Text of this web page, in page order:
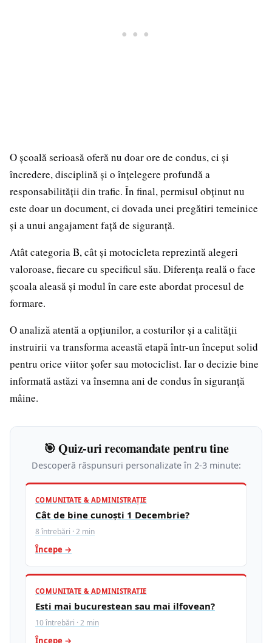
O școală serioasă oferă nu doar ore de condus, ci și
încredere, disciplină și o înțelegere profundă a
responsabilității din trafic. În final, permisul obținut nu
este doar un document, ci dovada unei pregătiri temeinice
și a unui angajament față de siguranță.
Atât categoria B, cât și motocicleta reprezintă alegeri
valoroase, fiecare cu specificul său. Diferența reală o face
școala aleasă și modul în care este abordat procesul de
formare.
O analiză atentă a opțiunilor, a costurilor și a calității
instruirii va transforma această etapă într-un început solid
pentru orice viitor șofer sau motociclist. Iar o decizie bine
informată astăzi va însemna ani de condus în siguranță
mâine.
🎯 Quiz-uri recomandate pentru tine
Descoperă răspunsuri personalizate în 2-3 minute:
COMUNITATE & ADMINISTRAȚIE
Cât de bine cunoști 1 Decembrie?
8 întrebări · 2 min
Începe →
COMUNITATE & ADMINISTRATIE
Esti mai bucurestean sau mai ilfovean?
10 întrebări · 2 min
Începe →